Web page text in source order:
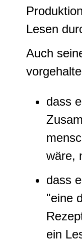
Lesen
Auch
dass
wäre,
dass
"eine
ein